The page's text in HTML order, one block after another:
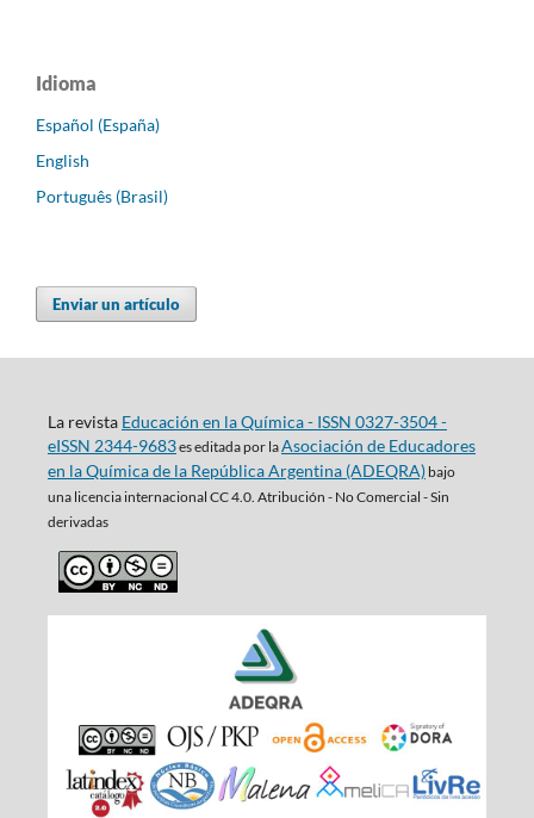
Idioma
Español (España)
English
Português (Brasil)
Enviar un artículo
La revista Educación en la Química - ISSN 0327-3504 -
eISSN 2344-9683es editada por laAsociación de Educadores
en la Química de la República Argentina (ADEQRA)bajo
una licencia internacional CC 4.0. Atribución - No Comercial - Sin
derivadas